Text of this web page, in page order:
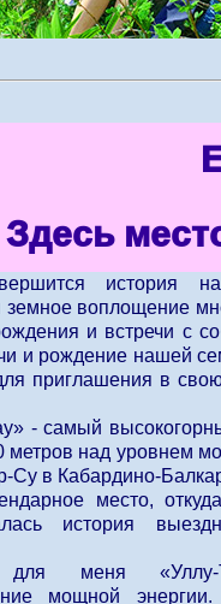
Здесь
история
земное воплощение
и встречи с
и рождение нашей
приглашения в
- самый
метров над уровнем
Су в Кабардино-
место,
история
для меня
мощной